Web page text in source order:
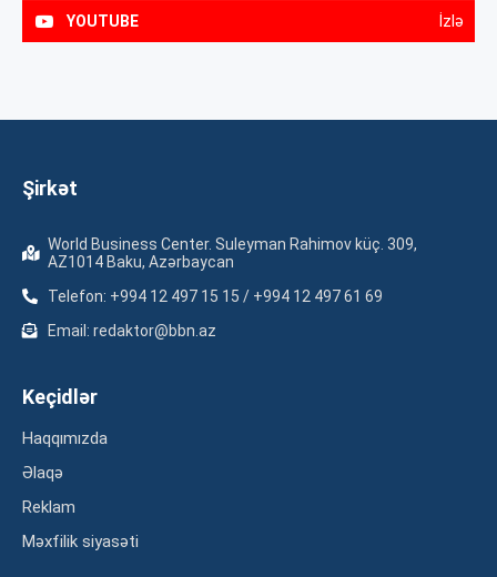
YOUTUBE İzlə
Şirkət
World Business Center. Suleyman Rahimov küç. 309,
AZ1014 Baku, Azərbaycan
Telefon: +994 12 497 15 15 / +994 12 497 61 69
Email: redaktor@bbn.az
Keçidlər
Haqqımızda
Əlaqə
Reklam
Məxfilik siyasəti